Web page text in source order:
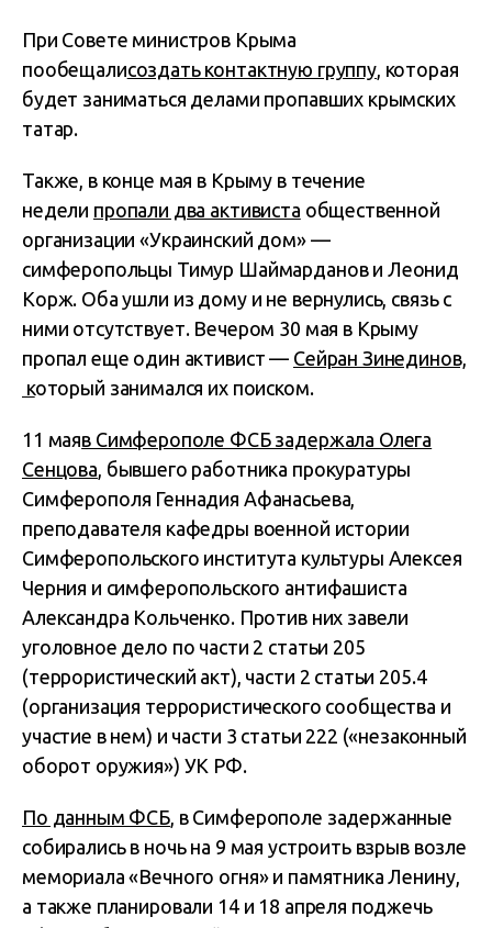
При Совете министров Крыма
пообещалисоздать контактную группу, которая
будет заниматься делами пропавших крымских
татар.
Также, в конце мая в Крыму в течение
недели пропали два активиста общественной
организации «Украинский дом» —
симферопольцы Тимур Шаймарданов и Леонид
Корж. Оба ушли из дому и не вернулись, связь с
ними отсутствует. Вечером 30 мая в Крыму
пропал еще один активист — Сейран Зинединов,
который занимался их поиском.
11 маяв Симферополе ФСБ задержала Олега
Сенцова, бывшего работника прокуратуры
Симферополя Геннадия Афанасьева,
преподавателя кафедры военной истории
Симферопольского института культуры Алексея
Черния и симферопольского антифашиста
Александра Кольченко. Против них завели
уголовное дело по части 2 статьи 205
(террористический акт), части 2 статьи 205.4
(организация террористического сообщества и
участие в нем) и части 3 статьи 222 («незаконный
оборот оружия») УК РФ.
По данным ФСБ, в Симферополе задержанные
собирались в ночь на 9 мая устроить взрыв возле
мемориала «Вечного огня» и памятника Ленину,
а также планировали 14 и 18 апреля поджечь